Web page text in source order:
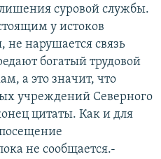
суровой службы.
у истоков
не нарушается связь
богатый трудовой
а это значит, что
учреждений Северного
цитаты. Как и для
не сообщается.-